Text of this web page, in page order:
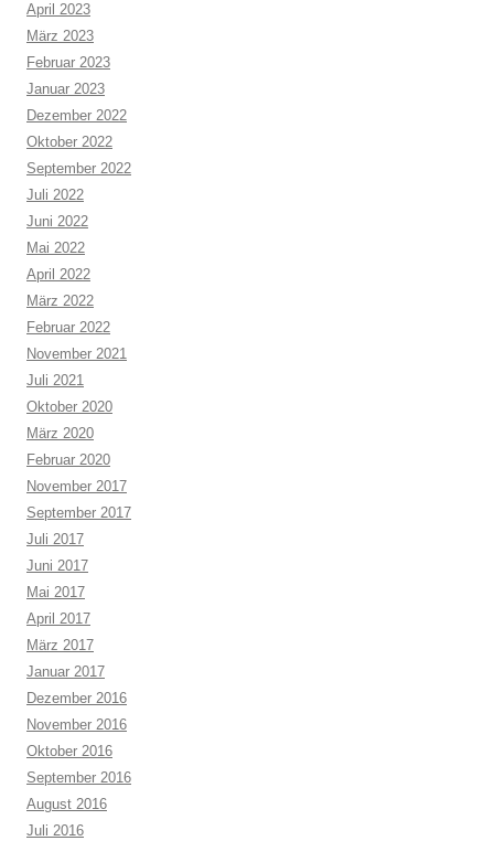
April 2023
März 2023
Februar 2023
Januar 2023
Dezember 2022
Oktober 2022
September 2022
Juli 2022
Juni 2022
Mai 2022
April 2022
März 2022
Februar 2022
November 2021
Juli 2021
Oktober 2020
März 2020
Februar 2020
November 2017
September 2017
Juli 2017
Juni 2017
Mai 2017
April 2017
März 2017
Januar 2017
Dezember 2016
November 2016
Oktober 2016
September 2016
August 2016
Juli 2016